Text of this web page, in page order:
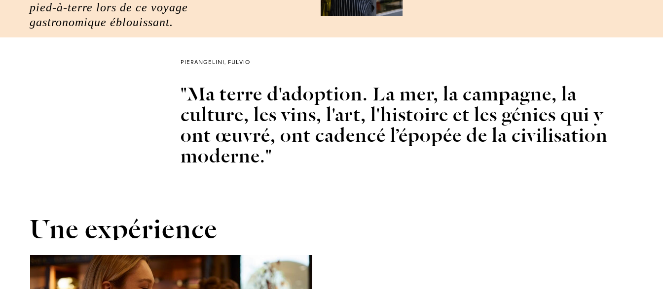
pied-à-terre lors de ce voyage
gastronomique éblouissant.
PIERANGELINI, FULVIO
"Ma terre d'adoption. La mer, la campagne, la
culture, les vins, l'art, l'histoire et les génies qui y
ont œuvré, ont cadencé l’épopée de la civilisation
moderne."
Une expérience